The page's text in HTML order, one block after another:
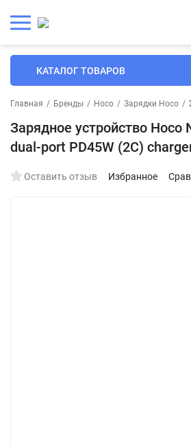
КАТАЛОГ ТОВАРОВ
Главная / Бренды / Hoco / Зарядки Hoco /
Зарядное устройство Hoco
dual-port PD45W (2C)
Оставить отзыв Избранное